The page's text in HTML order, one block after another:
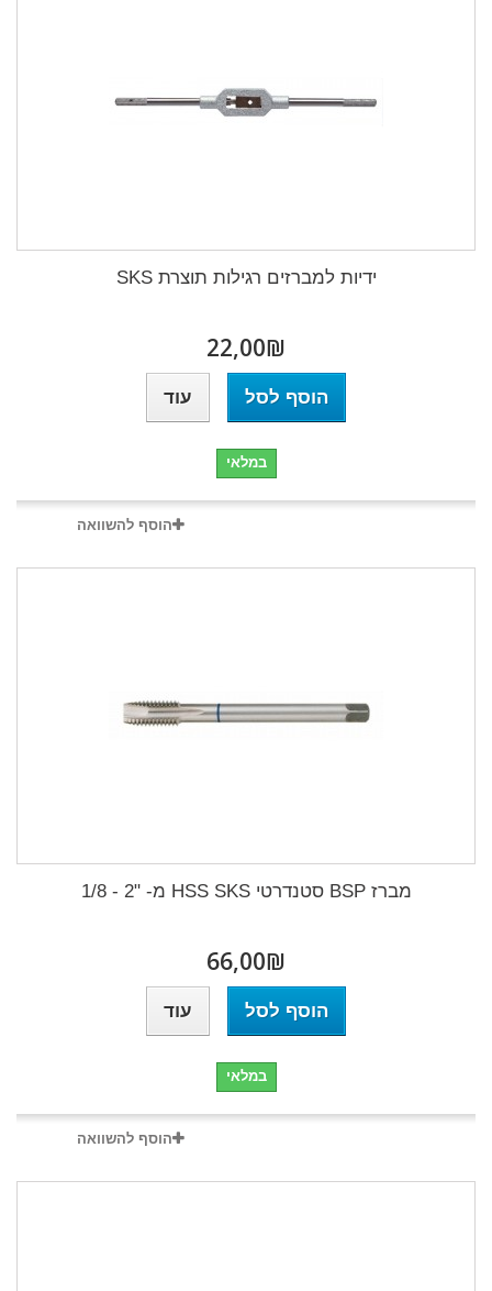
ידיות למברזים רגילות תוצרת SKS
₪‎22,00
הוסף לסל עוד
במלאי
הוסף להשוואה
מברז BSP סטנדרטי HSS SKS מ- "2 - 1/8
₪‎66,00
הוסף לסל עוד
במלאי
הוסף להשוואה